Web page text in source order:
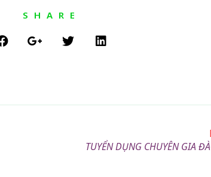
SHARE
TUYỂN DỤNG CHUYÊN GIA